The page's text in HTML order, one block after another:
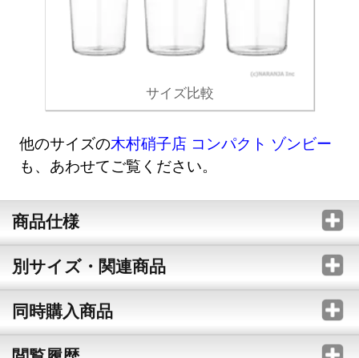
サイズ比較
他のサイズの木村硝子店 コンパクト ゾンビー
も、あわせてご覧ください。
商品仕様
別サイズ・関連商品
同時購入商品